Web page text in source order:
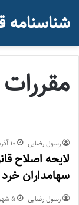
شناسنامه
رسول رضایی ۱۰ آذر‌ماه ۱۴۰۳
سهامداران خرد
رسول رضایی ۵ شهریور‌ماه ۱۴۰۰